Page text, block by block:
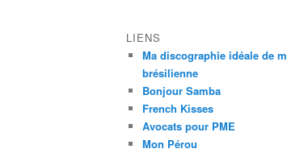
LIENS
Ma discographie idéale de
brésilienne
Bonjour Samba
French Kisses
Avocats pour PME
Mon Pérou